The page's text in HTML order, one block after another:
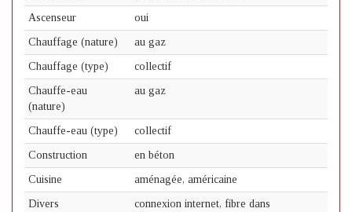
Ascenseur oui
Chauffage (nature) au gaz
Chauffage (type) collectif
Chauffe-eau
(nature)
au gaz
Chauffe-eau (type) collectif
Construction en béton
Cuisine aménagée, américaine
Divers
connexion internet, fibre dans